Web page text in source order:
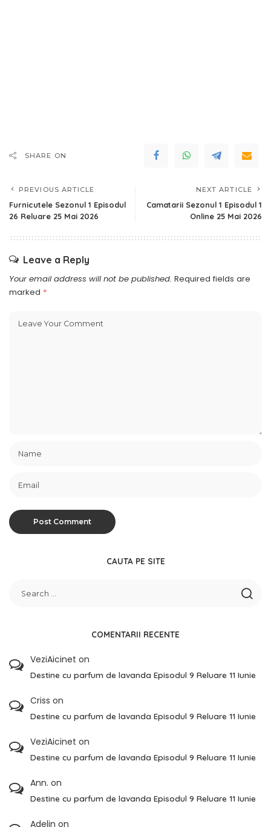
SHARE ON
PREVIOUS ARTICLE
Furnicutele Sezonul 1 Episodul
26 Reluare 25 Mai 2026
NEXT ARTICLE
Camatarii Sezonul 1 Episodul 1
Online 25 Mai 2026
Leave a Reply
Your email address will not be published. Required fields are
marked *
CAUTA PE SITE
COMENTARII RECENTE
VeziAicinet on
Destine cu parfum de lavanda Episodul 9 Reluare 11 Iunie
Criss on
Destine cu parfum de lavanda Episodul 9 Reluare 11 Iunie
VeziAicinet on
Destine cu parfum de lavanda Episodul 9 Reluare 11 Iunie
Ann. on
Destine cu parfum de lavanda Episodul 9 Reluare 11 Iunie
Adelin on